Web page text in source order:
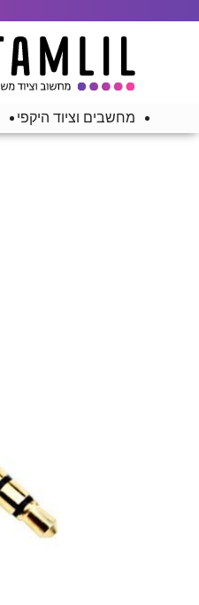
מחשבים וציוד היקפי